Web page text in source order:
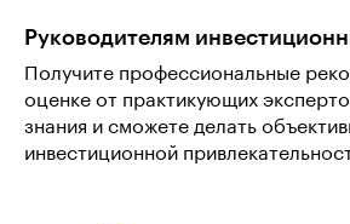
Руководителям
Получите профессиональные
оценке от практикующих
знания и сможете делать
инвестиционной